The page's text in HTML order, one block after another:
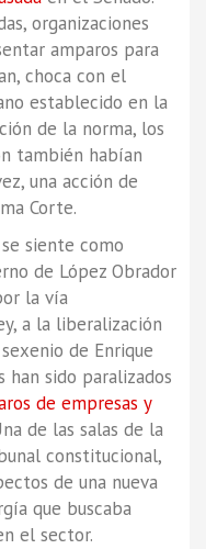
organizaciones
amparos para
choca con el
establecido en la
de la norma, los
también habían
una acción de
Corte.
siente como
de López Obrador
la vía
a la liberalización
de Enrique
han sido paralizados
de empresas y
de las salas de la
constitucional,
de una nueva
que buscaba
el sector.